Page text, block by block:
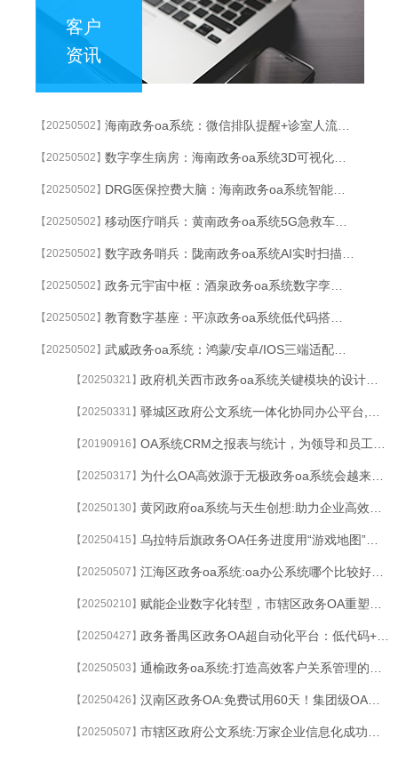
客户
资讯
【20250502】 海南政务oa系统：微信排队提醒+诊室人流热力图，候诊时间缩短60%
【20250502】 数字孪生病房：海南政务oa系统3D可视化系统实时监控设备状态与能耗波动
【20250502】 DRG医保控费大脑：海南政务oa系统智能分析病组成本，合规预警准确率99%
【20250502】 移动医疗哨兵：黄南政务oa系统5G急救车实时传输患者数据，急诊响应缩短50%
【20250502】 数字政务哨兵：陇南政务oa系统AI实时扫描政务系统漏洞与异常操作
【20250502】 政务元宇宙中枢：酒泉政务oa系统数字孪生技术重构跨部门协同指挥体系
【20250502】
【20250502】 武威政务oa系统：鸿蒙/安卓/IOS三端适配，教师野外教研也能批作业
【20250321】 政府机关西市政务oa系统关键模块的设计与实现
【20250331】
【20190916】
【20250317】 为什么OA高效源于无极政务oa系统会越来越被认可
【20250130】
【20250415】 乌拉特后旗政务OA任务进度用“游戏地图”可视化：击败90%的延期项目
【20250507】 江海区政务oa系统:oa办公系统哪个比较好?oa办公软件官方下载
【20250210】
【20250427】 政务番禺区政务OA超自动化平台：低代码+流程挖掘双引擎重构审批体系
【20250503】
【20250426】 汉南区政务OA:免费试用60天！集团级OA系统成本立减50%的终极攻略
【20250507】